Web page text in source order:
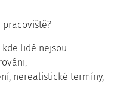
pracoviště?
lidé nejsou
nerealistické termíny,